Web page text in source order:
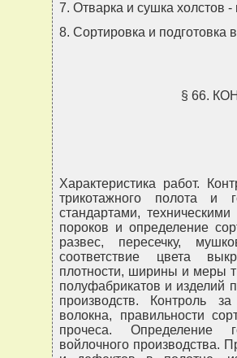
7. Отварка и сушка холстов -
8. Сортировка и подготовка
§ 66.
Характеристика работ.
трикотажного полота и
стандартами,
пороков и определение
развес, пересечку,
соответствие цвета
плотности, ширины и меры
полуфабрикатов и изделий
производств. Контроль
волокна, правильности
прочеса. Определение
войлочного производства.